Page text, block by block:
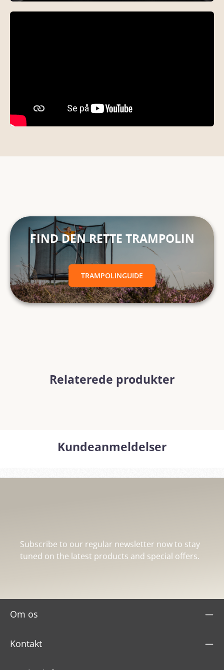
FIND DEN RETTE TRAMPOLINTRAMPOLINGUIDE
FIND DEN RETTE TRAMPOLIN
TRAMPOLINGUIDE
Relaterede produkter
Kundeanmeldelser
Subscribe to our regular newsletter now to stay
tuned on the latest products and special offers.
Om os
Kontakt